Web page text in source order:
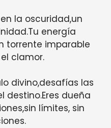
la oscuridad,un
energía
torrente imparable
clamor.
divino,desafías las
destino.Eres dueña
límites, sin